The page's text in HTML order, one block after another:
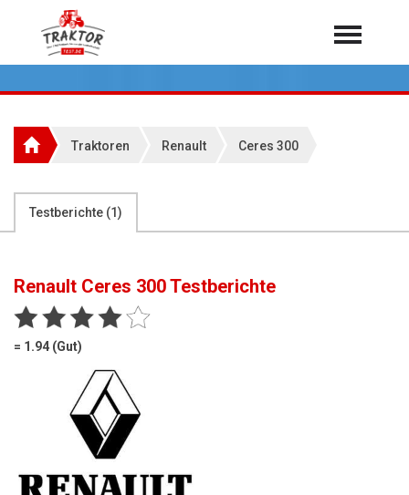
Home
Rundballenpressen
Teleskoplader
Freischneider
Über 7.000 Testberichte
Traktoren Renault Ceres 300
Testberichte (1)
Renault Ceres 300Testberichte
= 1.94 (Gut)